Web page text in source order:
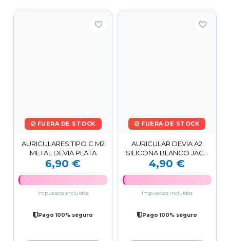
FUERA DE STOCK
favorite_border
AURICULARES TIPO C M2
METAL DEVIA PLATA
6,90 €
Impuestos incluidos
Pago 100% seguro
FUERA DE STOCK
favorite_border
AURICULAR DEVIA A2
SILICONA BLANCO JACK
3.5
4,90 €
Impuestos incluidos
Pago 100% seguro